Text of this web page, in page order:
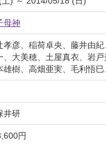
母神
孝彦、稲荷卓央、藤井由
大美穂、土屋真衣、岩戸
雄樹、高畑亜実、毛利悟
井研
円